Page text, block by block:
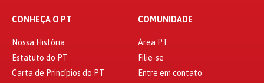
CONHEÇA O PT
Nossa História
Estatuto do PT
Carta de Princípios do PT
COMUNIDADE
Área PT
Filie-se
Entre em contato